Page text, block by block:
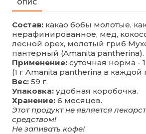
ОПИС
Состав: какао бобы молотые,
нерафинированное, мед,
лесной орех, молотый гриб
пантерный (Amanita pantherina).
Применение: суточная норма -
(1 г Amanita pantherina в
Вес: 59 г.
Упаковка: удобная коробочка.
Хранение: 6 месяцев.
Этот продукт не является
средством!
Не запивать кофе!